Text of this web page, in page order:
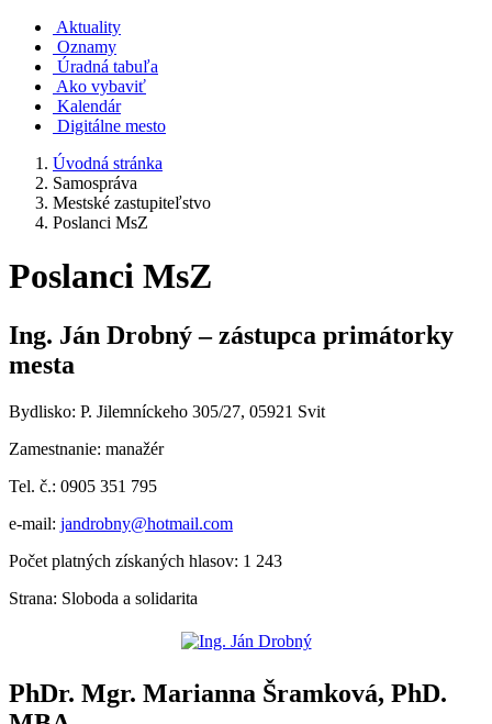
Aktuality
Oznamy
Úradná tabuľa
Ako vybaviť
Kalendár
Digitálne mesto
Úvodná stránka
Samospráva
Mestské zastupiteľstvo
Poslanci MsZ
Poslanci MsZ
Ing. Ján Drobný – zástupca primátorky
mesta
Bydlisko: P. Jilemníckeho 305/27, 05921 Svit
Zamestnanie: manažér
Tel. č.: 0905 351 795
e-mail: jandrobny@hotmail.com
Počet platných získaných hlasov: 1 243
Strana: Sloboda a solidarita
PhDr. Mgr. Marianna Šramková, PhD.